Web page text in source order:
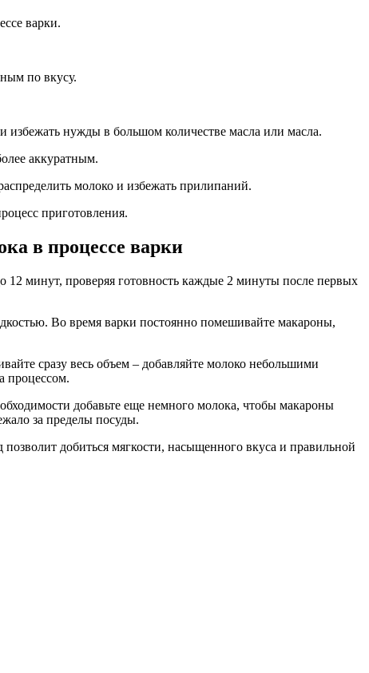
варки.
по вкусу.
нужды в большом количестве масла или масла.
аккуратным.
молоко и избежать прилипаний.
приготовления.
в процессе варки
12 минут, проверяя готовность каждые 2 минуты после первых
Во время варки постоянно помешивайте макароны,
сразу весь объем – добавляйте молоко небольшими
процессом.
добавьте еще немного молока, чтобы макароны
за пределы посуды.
добиться мягкости, насыщенного вкуса и правильной